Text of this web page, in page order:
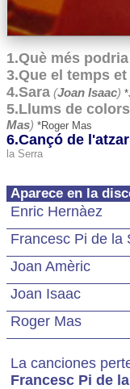
Aparece en la
Enric Hernàez
Francesc Pi de la
Joan Amèric
Joan Isaac
Roger Mas
La canciones
Francesc Pi de
1.Què més
3.Que el temps
4.Sara (Joan Isaac)
5.Llums de
Mas) *Roger Mas
6.Cançó de l'atzar
la Serra